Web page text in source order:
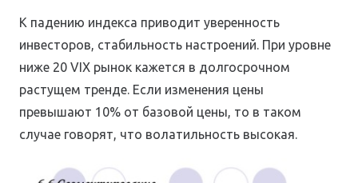
К падению индекса приводит уверенность
инвесторов, стабильность настроений. При уровне
ниже 20 VIX рынок кажется в долгосрочном
растущем тренде. Если изменения цены
превышают 10% от базовой цены, то в таком
случае говорят, что волатильность высокая.